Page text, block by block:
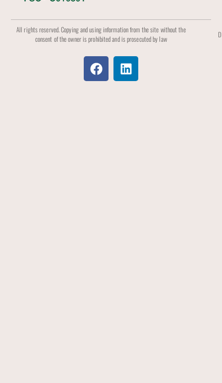
All rights reserved. Copying and using information from the site without the
consent of the owner is prohibited and is prosecuted by law